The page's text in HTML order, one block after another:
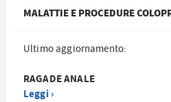
MALATTIE E PROCEDURE
Ultimo aggiornamento:
RAGADE ANALE
Leggi ›